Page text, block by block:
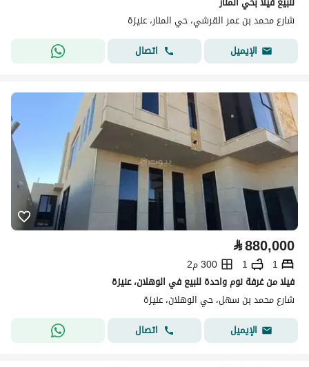
شارع محمد بن عمر القرشي، حي المنار، عنيزة
الإيميل
اتصال
⃁880,000
1
1
300 م2
فيلا من غرفة نوم واحدة للبيع في الوهلان، عنيزة
شارع محمد بن سهل، حي الوهلان، عنيزة
الإيميل
اتصال